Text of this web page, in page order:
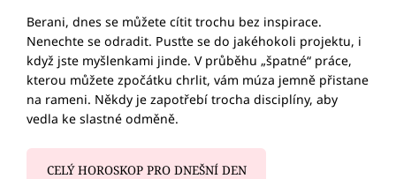
Berani, dnes se můžete cítit trochu bez inspirace.
Nenechte se odradit. Pusťte se do jakéhokoli projektu, i
když jste myšlenkami jinde. V průběhu „špatné“ práce,
kterou můžete zpočátku chrlit, vám múza jemně přistane
na rameni. Někdy je zapotřebí trocha disciplíny, aby
vedla ke slastné odměně.
CELÝ HOROSKOP PRO DNEŠNÍ DEN